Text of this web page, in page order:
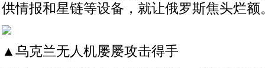
供情报和星链等设备，就让俄罗斯焦头烂额
▲乌克兰无人机屡屡攻击得手